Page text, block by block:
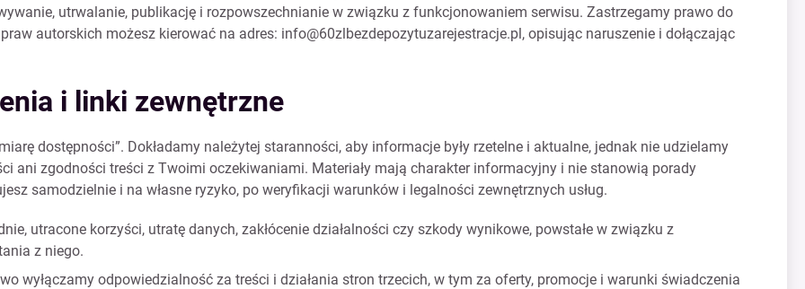
utrwalanie, publikację i rozpowszechnianie w związku z funkcjonowaniem serwisu. Zastrzegamy prawo do
autorskich możesz kierować na adres: info@60zlbezdepozytuzarejestracje.pl, opisując naruszenie i dołączając
i linki zewnętrzne
dostępności”. Dokładamy należytej staranności, aby informacje były rzetelne i aktualne, jednak nie udzielamy
ani zgodności treści z Twoimi oczekiwaniami. Materiały mają charakter informacyjny i nie stanowią porady
samodzielnie i na własne ryzyko, po weryfikacji warunków i legalności zewnętrznych usług.
utracone korzyści, utratę danych, zakłócenie działalności czy szkody wynikowe, powstałe w związku z
z niego.
wyłączamy odpowiedzialność za treści i działania stron trzecich, w tym za oferty, promocje i warunki świadczenia